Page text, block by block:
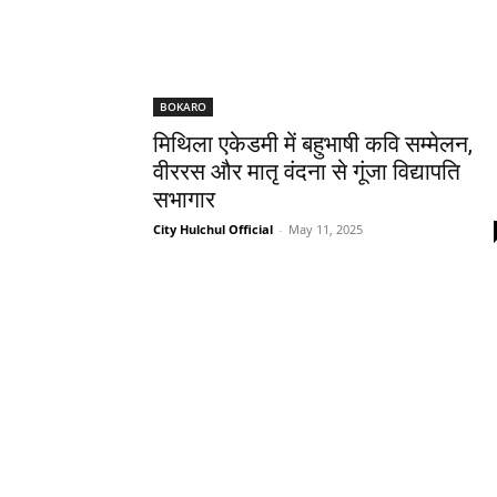
BOKARO
मिथिला एकेडमी में बहुभाषी कवि सम्मेलन,
वीररस और मातृ वंदना से गूंजा विद्यापति
सभागार
City Hulchul Official - May 11, 2025